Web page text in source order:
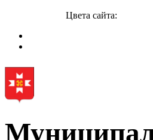
Цвета сайта: